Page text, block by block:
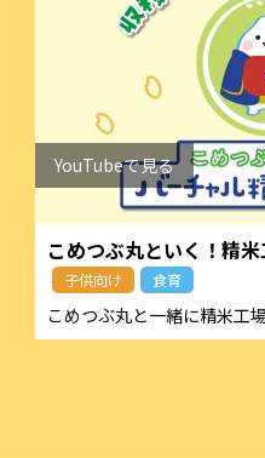
こめつぶ丸といく！精
子供向け 食育
こめつぶ丸と一緒に精米工